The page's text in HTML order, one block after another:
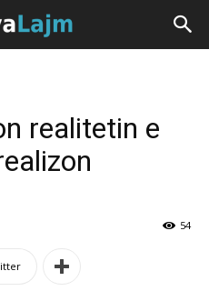
realitetin e
54